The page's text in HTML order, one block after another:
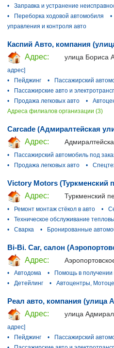
•
Заправка и устранение
•
Переборка ходовой автомобиля •
управления и контроля авто
Каспий Авто, компания
Адрес:
улица Бориса
адрес]
•
Пейджинг •
Пассажирский
•
Пассажирские авто и
•
Продажа легковых авто •
Адреса филиалов организации (3)
Carcade (Адмиралтейская
Адрес:
•
Пассажирский автомобиль под
•
Продажа легковых авто •
Victory Motors (Туркменский
Адрес:
Туркменский
•
Ремонт монтаж стёкол в авто •
•
Техническое обслуживание
•
Сварка • Бронированные
Bi-Bi. Car, салон
Адрес:
•
Автодома • Помощь в получении
•
Детейлинг • Автоцентры,
Реал авто, компания (улица
Адрес:
улица
адрес]
•
Пейджинг •
Пассажирский